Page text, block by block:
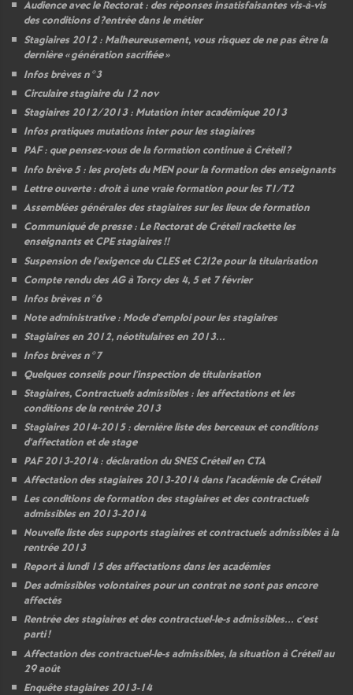
Audience avec le Rectorat : des réponses insatisfaisantes vis-à-vis
des conditions d ?entrée dans le métier
Stagiaires 2012 : Malheureusement, vous risquez de ne pas être la
dernière «génération sacrifiée»
Infos brèves n°3
Circulaire stagiaire du 12 nov
Stagiaires 2012/2013 : Mutation inter académique 2013
Infos pratiques mutations inter pour les stagiaires
PAF: que pensez-vous de la formation continue à Créteil ?
Info brève 5 : les projets duMENpour la formation des enseignants
Lettre ouverte : droit à une vraie formation pour les T1/T2
Assemblées générales des stagiaires sur les lieux de formation
Communiqué de presse : Le Rectorat de Créteil rackette les
enseignants etCPEstagiaires!!
Suspension de l’exigence duCLESet C2I2e pour la titularisation
Compte rendu desAGà Torcy des 4, 5 et 7 février
Infos brèves n°6
Note administrative : Mode d’emploi pour les stagiaires
Stagiaires en 2012, néotitulaires en 2013...
Infos brèves n°7
Quelques conseils pour l’inspection de titularisation
Stagiaires, Contractuels admissibles : les affectations et les
conditions de la rentrée 2013
Stagiaires 2014-2015 : dernière liste des berceaux et conditions
d’affectation et de stage
PAF2013-2014 : déclaration duSNESCréteil en CTA
Affectation des stagiaires 2013-2014 dans l’académie de Créteil
Les conditions de formation des stagiaires et des contractuels
admissibles en 2013-2014
Nouvelle liste des supports stagiaires et contractuels admissibles à la
rentrée 2013
Report à lundi 15 des affectations dans les académies
Des admissibles volontaires pour un contrat ne sont pas encore
affectés
Rentrée des stagiaires et des contractuel-le-s admissibles... c’est
parti!
Affectation des contractuel-le-s admissibles, la situation à Créteil au
29 août
Enquête stagiaires 2013-14